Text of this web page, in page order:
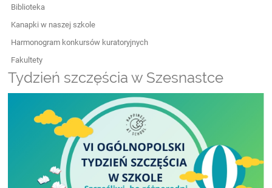
Biblioteka
Kanapki w naszej szkole
Harmonogram konkursów kuratoryjnych
Fakultety
Tydzień szczęścia w Szesnastce